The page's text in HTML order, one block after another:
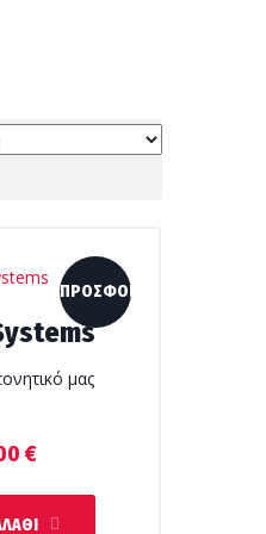
ΠΡΟΣΦΟΡΆ!
μας
€Η